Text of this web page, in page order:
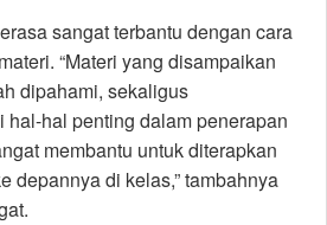
sangat terbantu dengan cara
“Materi yang disampaikan
dipahami, sekaligus
hal-hal penting dalam penerapan
membantu untuk diterapkan
depannya di kelas,” tambahnya